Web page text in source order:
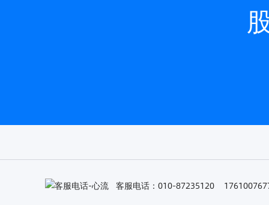
客服电话：010-87235120